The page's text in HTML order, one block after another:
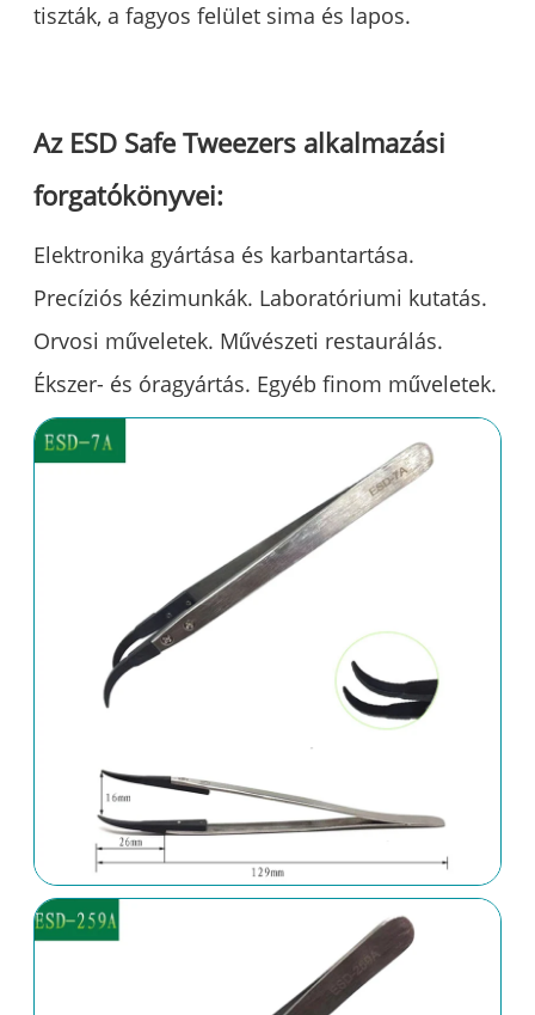
tiszták, a fagyos felület sima és lapos.
Az ESD Safe Tweezers alkalmazási
forgatókönyvei:
Elektronika gyártása és karbantartása.
Precíziós kézimunkák. Laboratóriumi kutatás.
Orvosi műveletek. Művészeti restaurálás.
Ékszer- és óragyártás. Egyéb finom műveletek.